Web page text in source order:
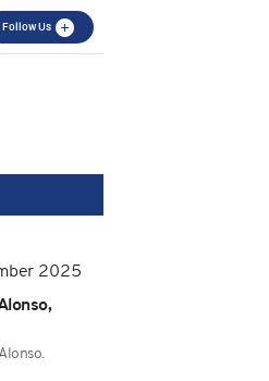
Follow Us
2025